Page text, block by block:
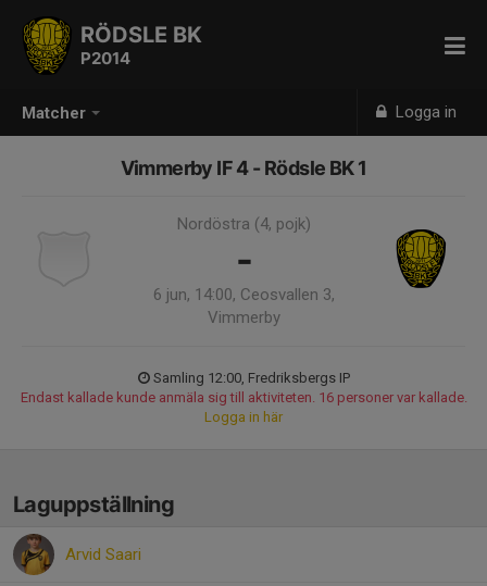
Matcher Logga in
RÖDSLE BK
P2014
Vimmerby IF 4 - Rödsle BK 1
Nordöstra (4, pojk)
-
6 jun, 14:00, Ceosvallen 3,
Vimmerby
Samling 12:00, Fredriksbergs IP
Endast kallade kunde anmäla sig till aktiviteten. 16 personer var kallade.
Logga in här
Laguppställning
Arvid Saari